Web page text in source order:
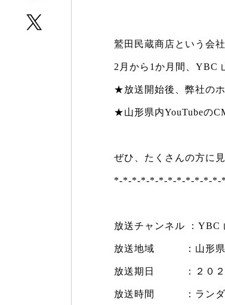
鷲田民蔵商店という会
2月から1か月間、YBC
★放送開始後、弊社の
★山形県内YouTubeの
ぜひ、たくさんの方に
*-*-*-*-*-*-*-*-*-*-*-
放送チャンネル ：YBC
放送地域 ：山形県
放送期日 ：２０２２
放送時間 ：ランダム